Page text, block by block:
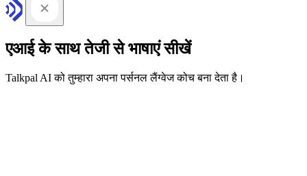
एआई के साथ तेजी से भाषाएं सीखें
Talkpal AI को तुम्हारा अपना पर्सनल लैंग्वेज कोच बना देता है।